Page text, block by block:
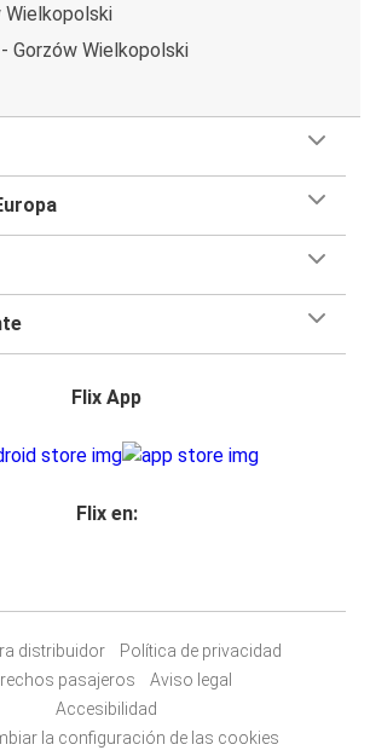
Wielkopolski
Gorzów Wielkopolski
Flix App
Flix en:
distribuidor
Política de privacidad
pasajeros
Aviso legal
Accesibilidad
la configuración de las cookies